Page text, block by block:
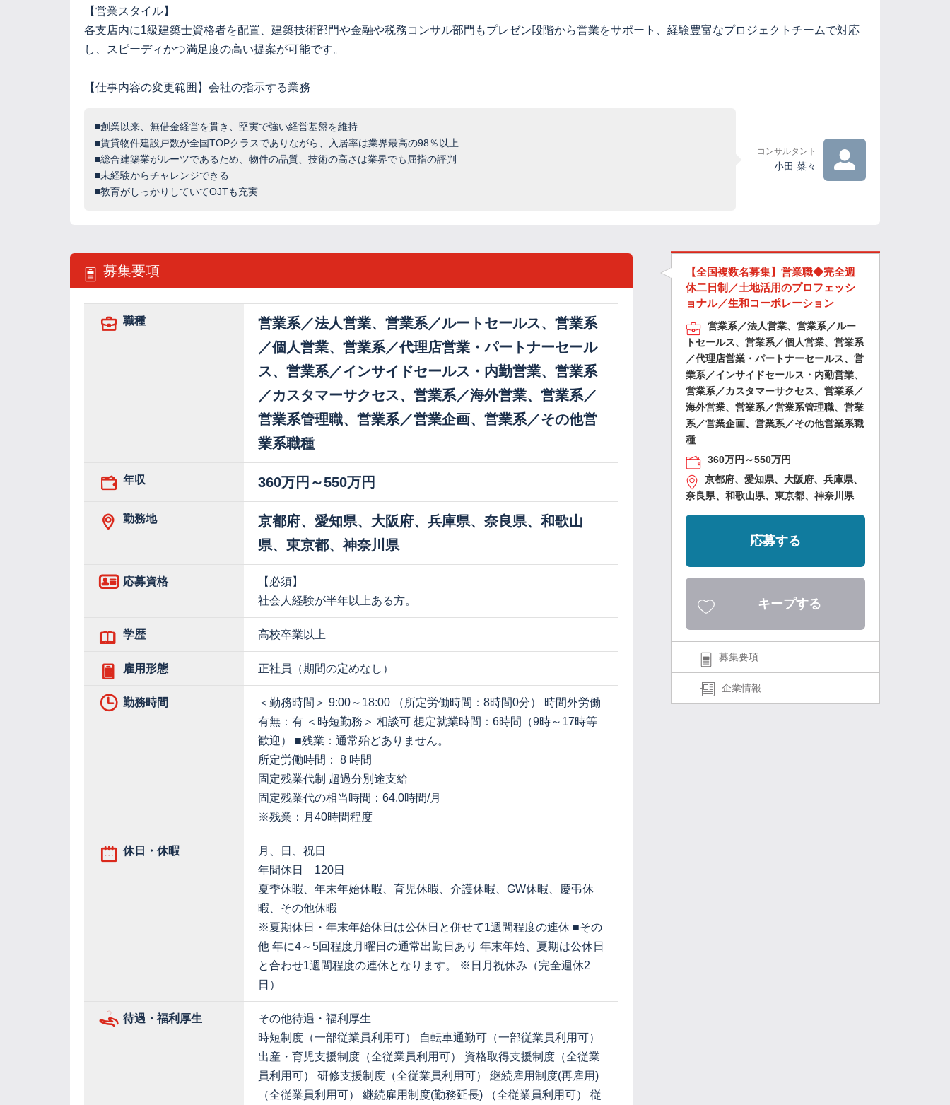
【営業スタイル】
各支店内に1級建築士資格者を配置、建築技術部門や金融や税務コンサル部門もプレゼン段階から営業をサポート、経験豊富なプロジェクトチームで対応
し、スピーディかつ満足度の高い提案が可能です。
【仕事内容の変更範囲】会社の指示する業務
■創業以来、無借金経営を貫き、堅実で強い経営基盤を維持
■賃貸物件建設戸数が全国TOPクラスでありながら、入居率は業界最高の98％以上
■総合建築業がルーツであるため、物件の品質、技術の高さは業界でも屈指の評判
■未経験からチャレンジできる
■教育がしっかりしていてOJTも充実
コンサルタント
小田 菜々
募集要項
職種
営業系／法人営業、営業系／ルートセールス、営業系
／個人営業、営業系／代理店営業・パートナーセール
ス、営業系／インサイドセールス・内勤営業、営業系
／カスタマーサクセス、営業系／海外営業、営業系／
営業系管理職、営業系／営業企画、営業系／その他営
業系職種
年収 360万円～550万円
勤務地
京都府、愛知県、大阪府、兵庫県、奈良県、和歌山
県、東京都、神奈川県
応募資格
【必須】
社会人経験が半年以上ある方。
学歴 高校卒業以上
雇用形態 正社員（期間の定めなし）
勤務時間
＜勤務時間＞ 9:00～18:00 （所定労働時間：8時間0分） 時間外労働
有無：有 ＜時短勤務＞ 相談可 想定就業時間：6時間（9時～17時等
歓迎） ■残業：通常殆どありません。
所定労働時間： 8 時間
固定残業代制 超過分別途支給
固定残業代の相当時間：64.0時間/月
※残業：月40時間程度
休日・休暇
月、日、祝日
年間休日 120日
夏季休暇、年末年始休暇、育児休暇、介護休暇、GW休暇、慶弔休
暇、その他休暇
※夏期休日・年末年始休日は公休日と併せて1週間程度の連休 ■その
他 年に4～5回程度月曜日の通常出勤日あり 年末年始、夏期は公休日
と合わせ1週間程度の連休となります。 ※日月祝休み（完全週休2
日）
待遇・福利厚生
その他待遇・福利厚生
時短制度（一部従業員利用可） 自転車通勤可（一部従業員利用可）
出産・育児支援制度（全従業員利用可） 資格取得支援制度（全従業
員利用可） 研修支援制度（全従業員利用可） 継続雇用制度(再雇用)
（全従業員利用可） 継続雇用制度(勤務延長) （全従業員利用可） 従
【全国複数名募集】営業職◆完全週
休二日制／土地活用のプロフェッシ
ョナル／生和コーポレーション
営業系／法人営業、営業系／ルー
トセールス、営業系／個人営業、営業系
／代理店営業・パートナーセールス、営
業系／インサイドセールス・内勤営業、
営業系／カスタマーサクセス、営業系／
海外営業、営業系／営業系管理職、営業
系／営業企画、営業系／その他営業系職
種
360万円～550万円
京都府、愛知県、大阪府、兵庫県、
奈良県、和歌山県、東京都、神奈川県
応募する
キープする
募集要項
企業情報